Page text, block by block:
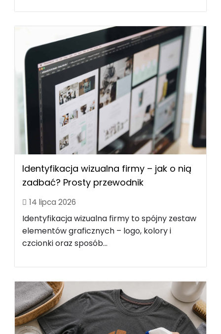
Identyfikacja wizualna firmy – jak o nią
zadbać? Prosty przewodnik
14 lipca 2026
Identyfikacja wizualna firmy to spójny zestaw
elementów graficznych – logo, kolory i
czcionki oraz sposób...